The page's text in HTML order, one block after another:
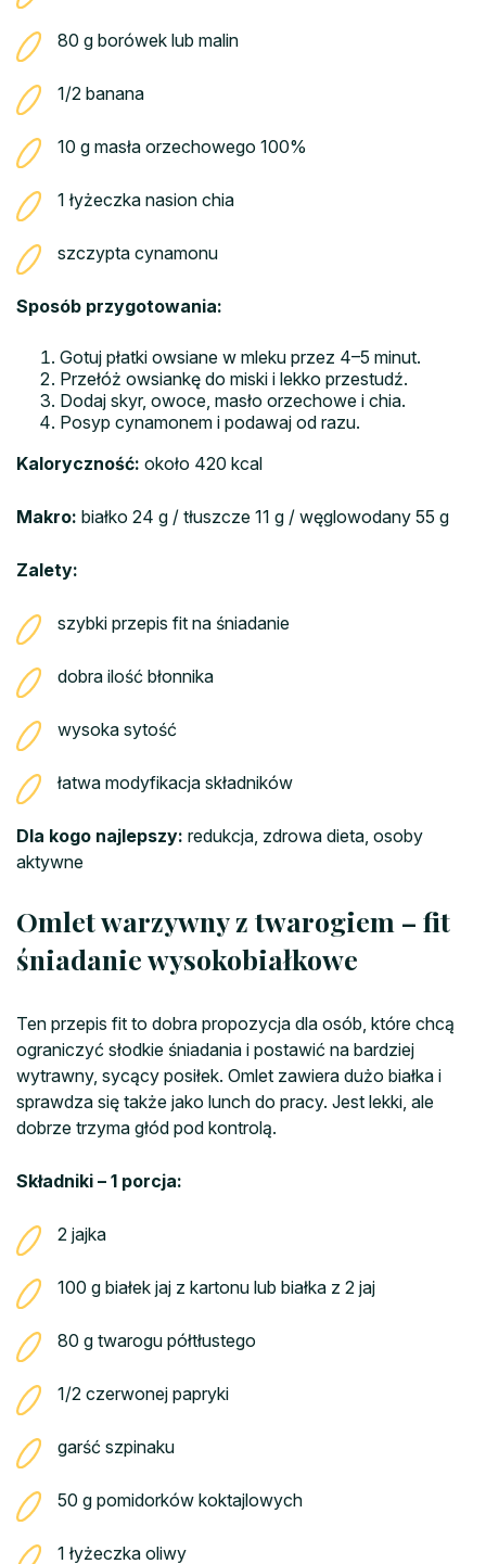
80 g borówek lub malin
1/2 banana
10 g masła orzechowego 100%
1 łyżeczka nasion chia
szczypta cynamonu
Sposób przygotowania:
Gotuj płatki owsiane w mleku przez 4–5 minut.
Przełóż owsiankę do miski i lekko przestudź.
Dodaj skyr, owoce, masło orzechowe i chia.
Posyp cynamonem i podawaj od razu.
Kaloryczność: około 420 kcal
Makro: białko 24 g / tłuszcze 11 g / węglowodany 55 g
Zalety:
szybki przepis fit na śniadanie
dobra ilość błonnika
wysoka sytość
łatwa modyfikacja składników
Dla kogo najlepszy: redukcja, zdrowa dieta, osoby
aktywne
Omlet warzywny z twarogiem – fit
śniadanie wysokobiałkowe
Ten przepis fit to dobra propozycja dla osób, które chcą
ograniczyć słodkie śniadania i postawić na bardziej
wytrawny, sycący posiłek. Omlet zawiera dużo białka i
sprawdza się także jako lunch do pracy. Jest lekki, ale
dobrze trzyma głód pod kontrolą.
Składniki – 1 porcja:
2 jajka
100 g białek jaj z kartonu lub białka z 2 jaj
80 g twarogu półtłustego
1/2 czerwonej papryki
garść szpinaku
50 g pomidorków koktajlowych
1 łyżeczka oliwy